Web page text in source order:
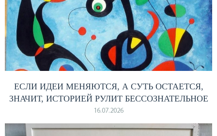
ЕСЛИ ИДЕИ МЕНЯЮТСЯ, А СУТЬ ОСТАЕТСЯ,
ЗНАЧИТ, ИСТОРИЕЙ РУЛИТ БЕССОЗНАТЕЛЬНОЕ
16.07.2026